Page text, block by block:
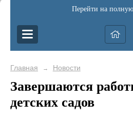
Перейти на
Главная → Новости
Завершаются
детских садов